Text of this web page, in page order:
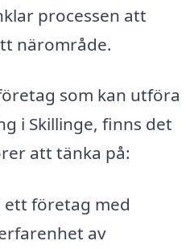
processen att
närområde.
som kan utföra
i Skillinge, finns det
att tänka på:
ett företag med
av